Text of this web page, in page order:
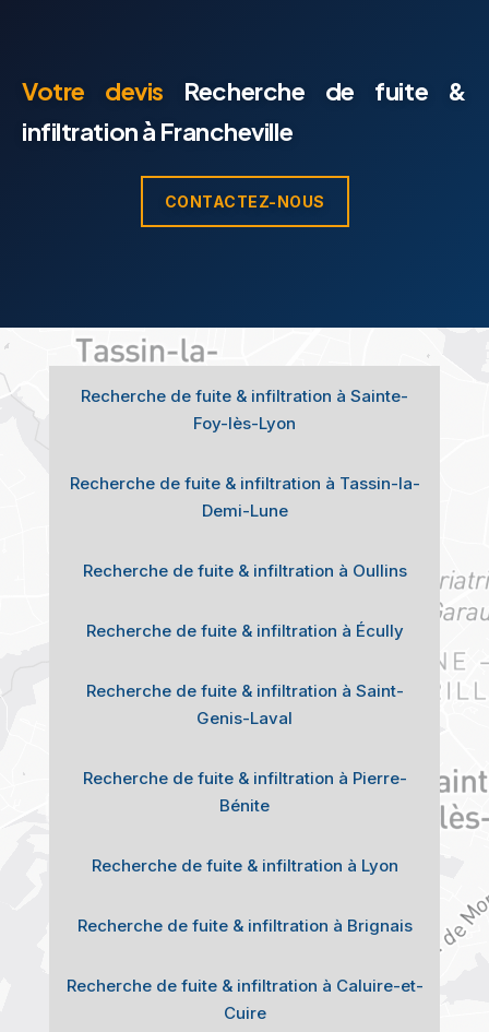
Votre devis Recherche de fuite &
infiltration à Francheville
CONTACTEZ-NOUS
Recherche de fuite & infiltration à Sainte-
Foy-lès-Lyon
Recherche de fuite & infiltration à Tassin-la-
Demi-Lune
Recherche de fuite & infiltration à Oullins
Recherche de fuite & infiltration à Écully
Recherche de fuite & infiltration à Saint-
Genis-Laval
Recherche de fuite & infiltration à Pierre-
Bénite
Recherche de fuite & infiltration à Lyon
Recherche de fuite & infiltration à Brignais
Recherche de fuite & infiltration à Caluire-et-
Cuire